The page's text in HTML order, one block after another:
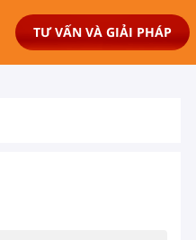
TƯ VẤN VÀ GIẢI PHÁP